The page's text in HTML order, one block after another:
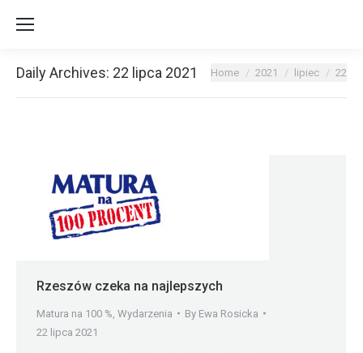
Daily Archives: 22 lipca 2021 You are here:
Home 2021 lipiec 22
Rzeszów czeka na najlepszych
Matura na 100 % Wydarzenia By Ewa Rosicka
22 lipca 2021